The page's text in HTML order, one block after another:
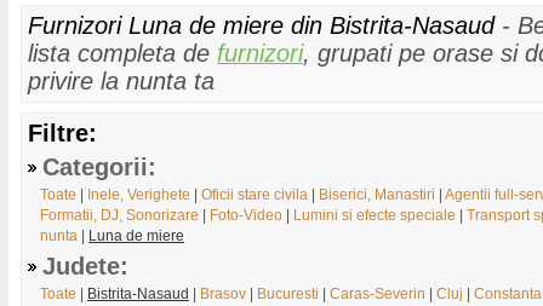
Furnizori Luna de miere din Bistrita-Nasaud-
lista completa de furnizori, grupati pe orase si
privire la nunta ta
Filtre:
Categorii:
Toate Inele, Verighete Oficii stare civila Biserici, Manastiri
Agentii full-
Formatii, DJ, Sonorizare
Foto-Video Lumini si efecte speciale
Transport
nunta
Luna de miere
Judete:
Toate Bistrita-Nasaud Brasov Bucuresti Caras-Severin Cluj Constanta